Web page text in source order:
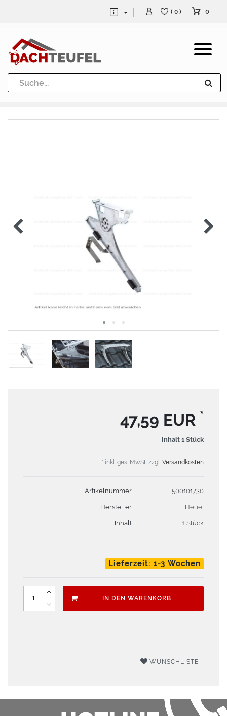
Dachrinne und Fallrohre
Werkzeuge und Löttechnik
( 0 ) 0
47,59 EUR *
Inhalt 1 Stück
* inkl. ges. MwSt. zzgl. Versandkosten
Artikelnummer 500101730
Hersteller Heuel
Inhalt 1 Stück
Lieferzeit: 1-3 Wochen
IN DEN WARENKORB
WUNSCHLISTE